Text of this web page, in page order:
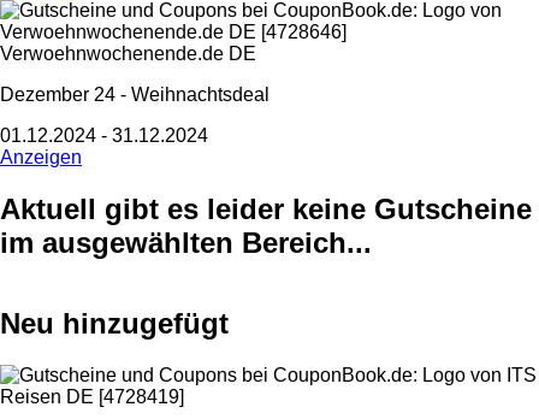
Verwoehnwochenende.de DE
Dezember 24 - Weihnachtsdeal
01.12.2024 - 31.12.2024
Anzeigen
Aktuell gibt es leider keine Gutscheine
im ausgewählten Bereich...
Neu hinzugefügt